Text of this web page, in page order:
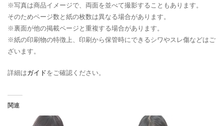
※写真は商品イメージで、両面を並べて撮影することもあります。
そのためページ数と紙の枚数は異なる場合があります。
※裏面が他の掲載ページと重複する場合があります。
※紙の印刷物の特徴上、印刷から保管時にできるシワやスレ傷などはご
ざいます。
詳細はガイドをご確認ください。
関連